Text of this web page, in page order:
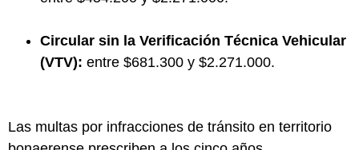
Circular sin la Verificación Técnica Vehicular
(VTV): entre $681.300 y $2.271.000.
Las multas por infracciones de tránsito en territorio